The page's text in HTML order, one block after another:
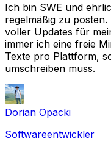
Ich bin SWE und
regelmäßig zu
voller Updates für
immer ich eine freie
Texte pro Plattform,
umschreiben muss.
Dorian Opacki
Softwareentwickler